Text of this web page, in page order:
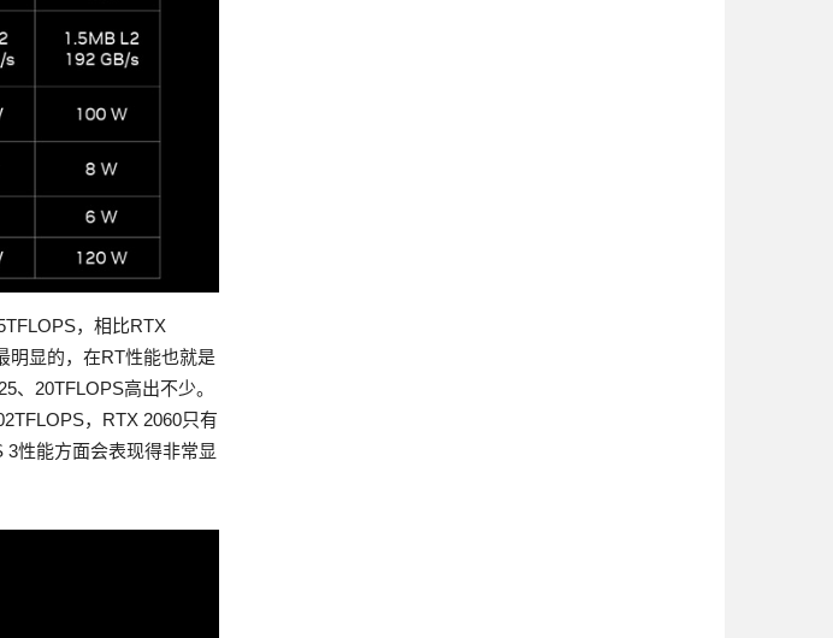
，相比RTX
明显的，在RT性能也就是
、20TFLOPS高出不少。
，RTX 2060只有
性能方面会表现得非常显